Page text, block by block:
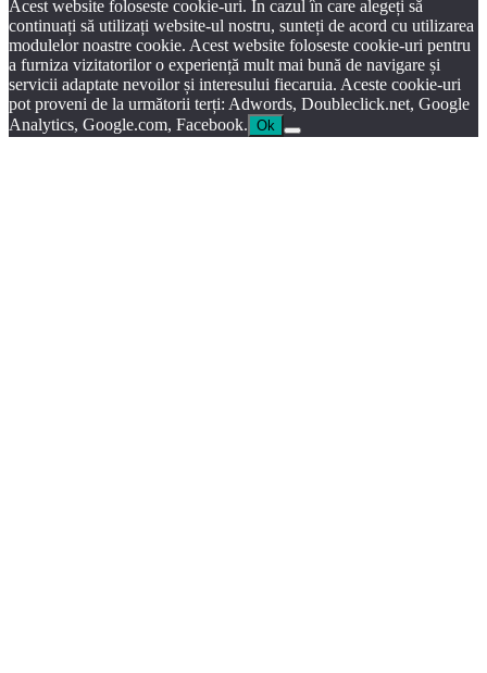
Acest website foloseste cookie-uri. În cazul în care alegeți să
continuați să utilizați website-ul nostru, sunteți de acord cu utilizarea
modulelor noastre cookie. Acest website foloseste cookie-uri pentru
a furniza vizitatorilor o experiență mult mai bună de navigare și
servicii adaptate nevoilor și interesului fiecaruia. Aceste cookie-uri
pot proveni de la următorii terți: Adwords, Doubleclick.net, Google
Analytics, Google.com, Facebook. Ok